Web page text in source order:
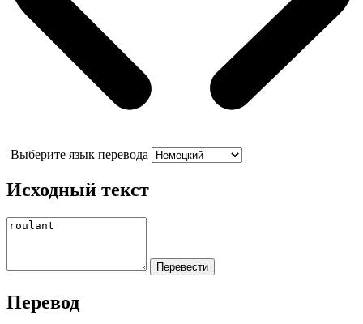
Выберите язык перевода
Исходный текст
Перевод